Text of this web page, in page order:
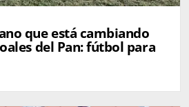
que está cambiando
del Pan: fútbol para